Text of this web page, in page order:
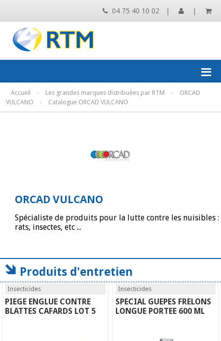
04 75 40 10 02 | |
Accueil › Les grandes marques distribuées par RTM ›
ORCAD
VULCANO
› Catalogue ORCAD VULCANO
ORCAD VULCANO
Spécialiste de produits pour la lutte contre les nuisibles :
rats, insectes, etc ...
Produits d'entretien
Insecticides
PIEGE ENGLUE CONTRE
BLATTES CAFARDS LOT 5
Insecticides
SPECIAL GUEPES FRELONS
LONGUE PORTEE 600 ML